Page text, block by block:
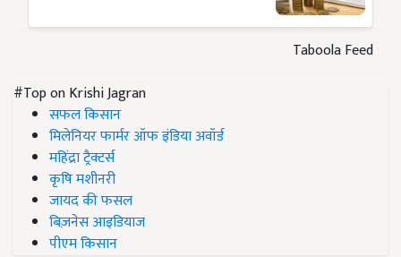
Taboola Feed
#Top on Krishi Jagran
सफल किसान
मिलेनियर फार्मर ऑफ इंडिया अवॉर्ड
महिंद्रा ट्रैक्टर्स
कृषि मशीनरी
जायद की फसल
बिज़नेस आइडियाज
पीएम किसान